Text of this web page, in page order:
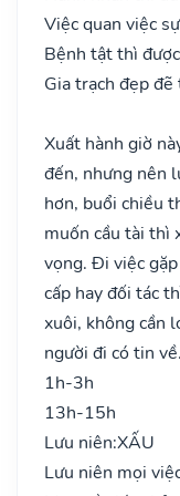
Việc quan việc
Bệnh tật thì
Gia trạch đẹp
Xuất hành giờ
đến, nhưng nên
hơn, buổi chiều
muốn cầu tài thì
vọng. Đi việc
cấp hay đối tác
xuôi, không cần
người đi có tin về.
1h-3h
13h-15h
Lưu niên:XẤU
Lưu niên mọi